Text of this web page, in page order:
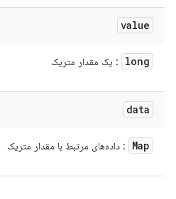
value
long : یک مقدار متریک
data
Map : داده‌های مرتبط با مقدار متریک